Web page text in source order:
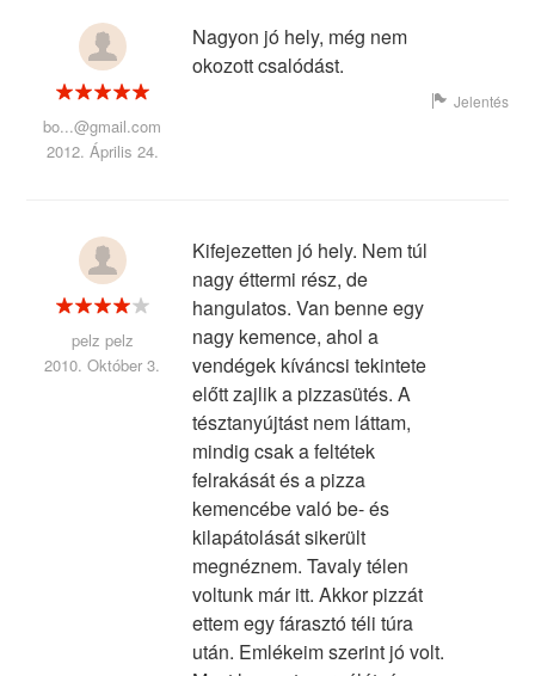
bo...@gmail.com
2012. Április 24.
Nagyon jó hely, még nem
okozott csalódást.
Jelentés
pelz pelz
2010. Október 3.
Kifejezetten jó hely. Nem túl
nagy éttermi rész, de
hangulatos. Van benne egy
nagy kemence, ahol a
vendégek kíváncsi tekintete
előtt zajlik a pizzasütés. A
tésztanyújtást nem láttam,
mindig csak a feltétek
felrakását és a pizza
kemencébe való be- és
kilapátolását sikerült
megnéznem. Tavaly télen
voltunk már itt. Akkor pizzát
ettem egy fárasztó téli túra
után. Emlékeim szerint jó volt.